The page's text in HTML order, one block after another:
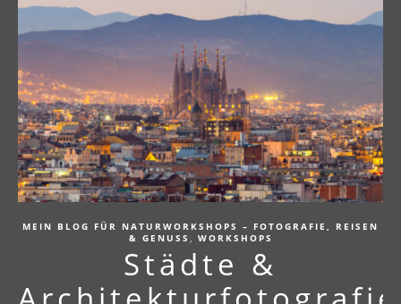
MEIN BLOG FÜR NATURWORKSHOPS – FOTOGRAFIE, REISEN
& GENUSS , WORKSHOPS
Städte &